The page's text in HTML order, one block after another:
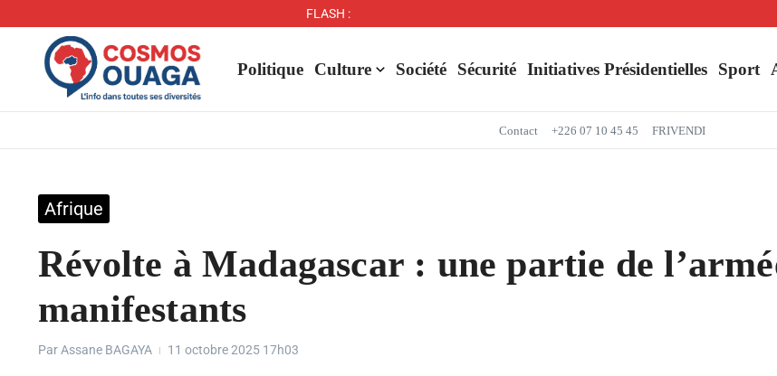
FLASH :
Mbappé entre dans l’histoire des Bleus
Politique Culture Société Sécurité Initiatives Présidentielles Sport
Contact +226 07 10 45 45 FRIVENDI
Afrique
Révolte à Madagascar : une partie de
manifestants
ParAssane BAGAYA 11 octobre 2025 17h03